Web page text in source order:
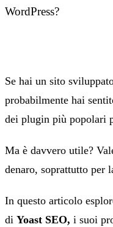
WordPress?
Se hai un sito
probabilmente hai
dei plugin più popolari
Ma è davvero utile?
denaro, soprattutto per
In questo articolo
di Yoast SEO, i suoi